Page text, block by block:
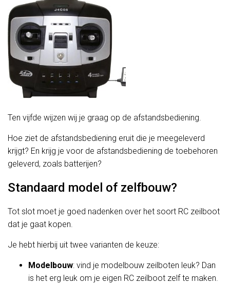
Ten vijfde wijzen wij je graag op de afstandsbediening.
Hoe ziet de afstandsbediening eruit die je meegeleverd
krijgt? En krijg je voor de afstandsbediening de toebehoren
geleverd, zoals batterijen?
Standaard model of zelfbouw?
Tot slot moet je goed nadenken over het soort RC zeilboot
dat je gaat kopen.
Je hebt hierbij uit twee varianten de keuze:
Modelbouw: vind je modelbouw zeilboten leuk? Dan
is het erg leuk om je eigen RC zeilboot zelf te maken.